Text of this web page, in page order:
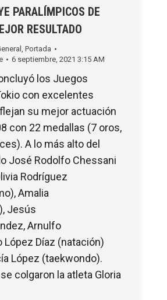
PARALÍMPICOS DE
RESULTADO
Portada
6 septiembre, 2021 3:15 AM
los Juegos
con excelentes
su mejor actuación
con 22 medallas (7 oros,
A lo más alto del
José Rodolfo Chessani
Rodríguez
Amalia
Jesús
Arnulfo
López Díaz (natación)
López (taekwondo).
colgaron la atleta Gloria